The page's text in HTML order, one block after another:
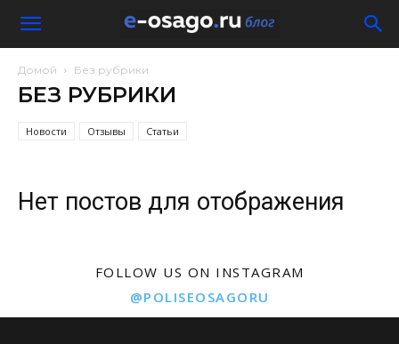
Домой Без рубрики
БЕЗ РУБРИКИ
Новости Отзывы Статьи
Нет постов для отображения
FOLLOW US ON INSTAGRAM
@POLISEOSAGORU